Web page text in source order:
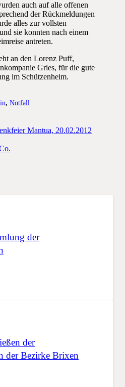
auch auf alle offenen
der Rückmeldungen
alles zur vollsten
sie konnten nach einem
antreten.
an den Lorenz Puff,
Gries, für die gute
im Schützenheim.
, Notfall
Mantua, 20.02.2012
der
der
der Bezirke Brixen